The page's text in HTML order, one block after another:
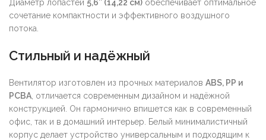
Диаметр лопастей 5,6″ (14,22 см) обеспечивает оптимальное
сочетание компактности и эффективного воздушного
потока.
Стильный и надёжный
Вентилятор изготовлен из прочных материалов ABS, PP и
PCBA , отличается современным дизайном и надёжной
конструкцией. Он гармонично впишется как в современный
офис, так и в домашний интерьер. Белый минималистичный
корпус делает устройство универсальным и подходящим к